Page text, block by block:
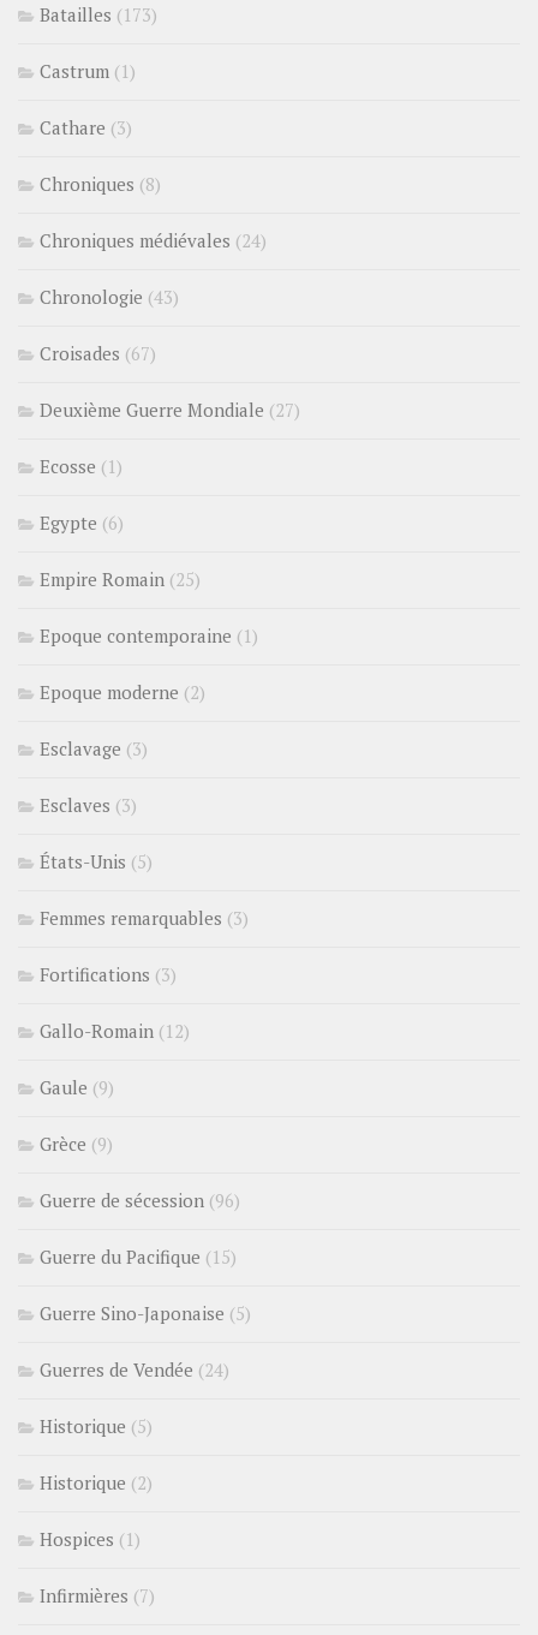
Batailles (173)
Castrum (1)
Cathare (3)
Chroniques (8)
Chroniques médiévales (24)
Chronologie (43)
Croisades (67)
Deuxième Guerre Mondiale (27)
Ecosse (1)
Egypte (6)
Empire Romain (25)
Epoque contemporaine (1)
Epoque moderne (2)
Esclavage (3)
Esclaves (3)
États-Unis (5)
Femmes remarquables (3)
Fortifications (3)
Gallo-Romain (12)
Gaule (9)
Grèce (9)
Guerre de sécession (96)
Guerre du Pacifique (15)
Guerre Sino-Japonaise (5)
Guerres de Vendée (24)
Historique (5)
Historique (2)
Hospices (1)
Infirmières (7)